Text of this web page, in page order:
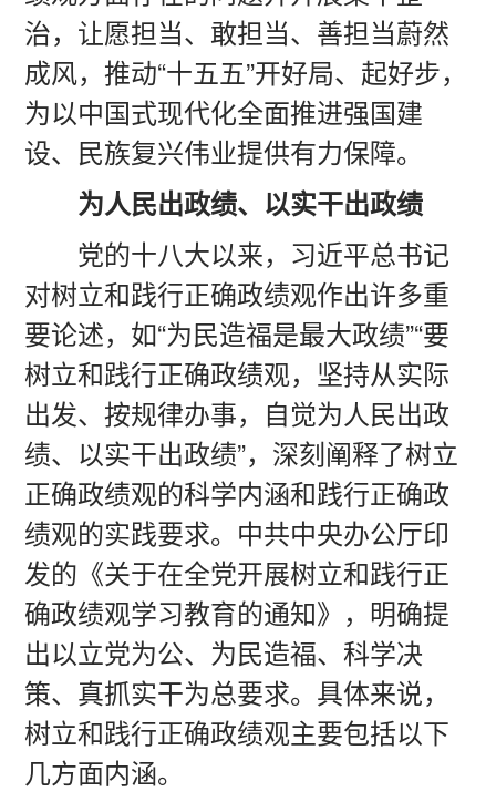
治，让愿担当、敢担当、善担当蔚然
成风，推动“十五五”开好局、起好步，
为以中国式现代化全面推进强国建
设、民族复兴伟业提供有力保障。
为人民出政绩、以实干出政绩
党的十八大以来，习近平总书记
对树立和践行正确政绩观作出许多重
要论述，如“为民造福是最大政绩”“要
树立和践行正确政绩观，坚持从实际
出发、按规律办事，自觉为人民出政
绩、以实干出政绩”，深刻阐释了树立
正确政绩观的科学内涵和践行正确政
绩观的实践要求。中共中央办公厅印
发的《关于在全党开展树立和践行正
确政绩观学习教育的通知》，明确提
出以立党为公、为民造福、科学决
策、真抓实干为总要求。具体来说，
树立和践行正确政绩观主要包括以下
几方面内涵。